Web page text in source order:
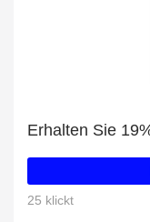
25 klickt